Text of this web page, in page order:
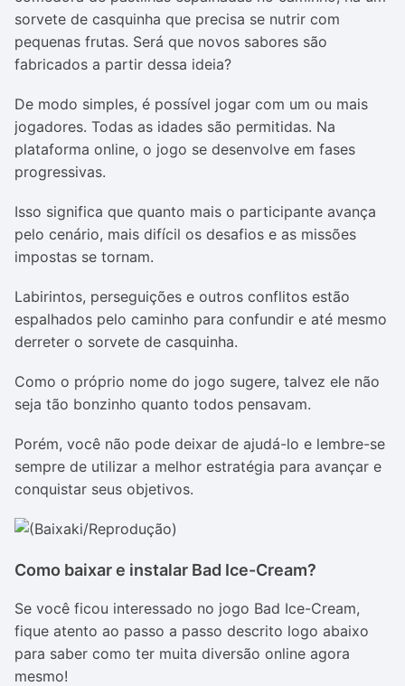
sorvete de casquinha que precisa se nutrir com
pequenas frutas. Será que novos sabores são
fabricados a partir dessa ideia?
De modo simples, é possível jogar com um ou mais
jogadores. Todas as idades são permitidas. Na
plataforma online, o jogo se desenvolve em fases
progressivas.
Isso significa que quanto mais o participante avança
pelo cenário, mais difícil os desafios e as missões
impostas se tornam.
Labirintos, perseguições e outros conflitos estão
espalhados pelo caminho para confundir e até mesmo
derreter o sorvete de casquinha.
Como o próprio nome do jogo sugere, talvez ele não
seja tão bonzinho quanto todos pensavam.
Porém, você não pode deixar de ajudá-lo e lembre-se
sempre de utilizar a melhor estratégia para avançar e
conquistar seus objetivos.
Como baixar e instalar Bad Ice-Cream?
Se você ficou interessado no jogo Bad Ice-Cream,
fique atento ao passo a passo descrito logo abaixo
para saber como ter muita diversão online agora
mesmo!